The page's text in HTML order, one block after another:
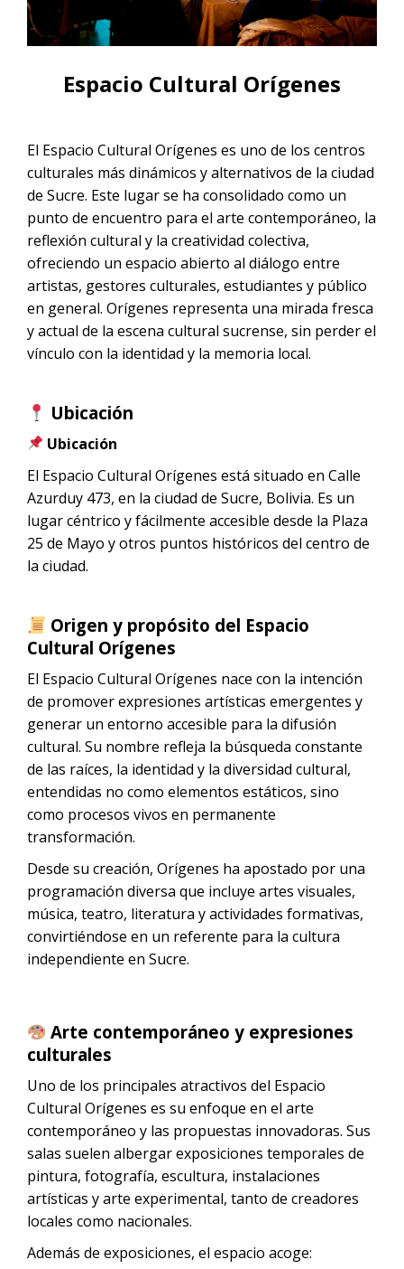
Tour Salar de Uyuni desde La Paz en
Vuelo | 2D/1N
Tour Salar de Uyuni 1 día
Vuelo
Pedro de Atacama en vuelo
Tour Salar de Uyuni desde
Cochabamba en Vuelo | 2D/1N
CONTACTANOS
Espacio Cultural Orígenes
El Espacio Cultural Orígenes es uno de los centros
culturales más dinámicos y alternativos de la ciudad
de Sucre. Este lugar se ha consolidado como un
punto de encuentro para el arte contemporáneo, la
reflexión cultural y la creatividad colectiva,
ofreciendo un espacio abierto al diálogo entre
artistas, gestores culturales, estudiantes y público
en general. Orígenes representa una mirada fresca
y actual de la escena cultural sucrense, sin perder el
vínculo con la identidad y la memoria local.
Ubicación
Ubicación
El Espacio Cultural Orígenes está situado en Calle
Azurduy 473, en la ciudad de Sucre, Bolivia. Es un
lugar céntrico y fácilmente accesible desde la Plaza
25 de Mayo y otros puntos históricos del centro de
la ciudad.
Origen y propósito del Espacio
Cultural Orígenes
El Espacio Cultural Orígenes nace con la intención
de promover expresiones artísticas emergentes y
generar un entorno accesible para la difusión
cultural. Su nombre refleja la búsqueda constante
de las raíces, la identidad y la diversidad cultural,
entendidas no como elementos estáticos, sino
como procesos vivos en permanente
transformación.
Desde su creación, Orígenes ha apostado por una
programación diversa que incluye artes visuales,
música, teatro, literatura y actividades formativas,
convirtiéndose en un referente para la cultura
independiente en Sucre.
Arte contemporáneo y expresiones
culturales
Uno de los principales atractivos del Espacio
Cultural Orígenes es su enfoque en el arte
contemporáneo y las propuestas innovadoras. Sus
salas suelen albergar exposiciones temporales de
pintura, fotografía, escultura, instalaciones
artísticas y arte experimental, tanto de creadores
locales como nacionales.
Además de exposiciones, el espacio acoge: